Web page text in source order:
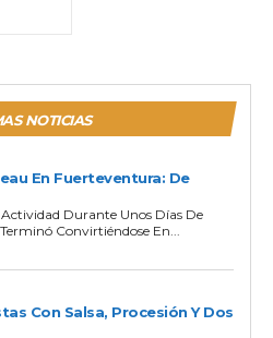
NOTICIAS
En Fuerteventura: De
Durante Unos Días De
Convirtiéndose En...
Con Salsa, Procesión Y Dos